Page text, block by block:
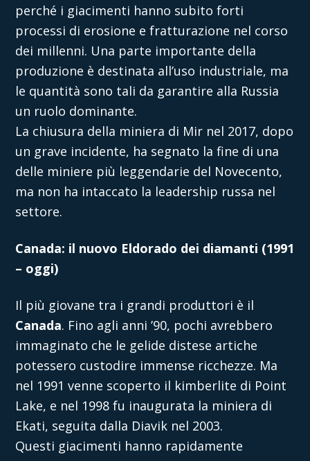
perché i giacimenti hanno subito forti
processi di erosione e fratturazione nel corso
dei millenni. Una parte importante della
produzione è destinata all’uso industriale, ma
le quantità sono tali da garantire alla Russia
un ruolo dominante.
La chiusura della miniera di Mir nel 2017, dopo
un grave incidente, ha segnato la fine di una
delle miniere più leggendarie del Novecento,
ma non ha intaccato la leadership russa nel
settore.
Canada: il nuovo Eldorado dei diamanti (1991
– oggi)
Il più giovane tra i grandi produttori è il
Canada. Fino agli anni ’90, pochi avrebbero
immaginato che le gelide distese artiche
potessero custodire immense ricchezze. Ma
nel 1991 venne scoperto il kimberlite di Point
Lake, e nel 1998 fu inaugurata la miniera di
Ekati, seguita dalla Diavik nel 2003.
Questi giacimenti hanno rapidamente